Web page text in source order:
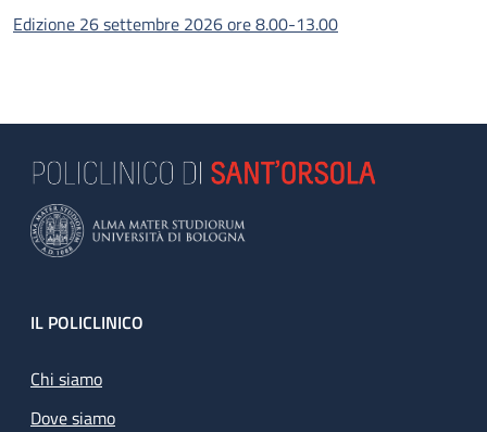
Edizione 26 settembre 2026 ore 8.00-13.00
Footer
IL POLICLINICO
Chi siamo
Dove siamo